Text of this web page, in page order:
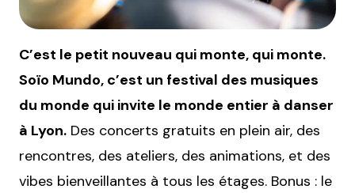
C’est le petit nouveau qui monte, qui monte.
Soïo Mundo, c’est un festival des musiques
du monde qui invite le monde entier à danser
à Lyon. Des concerts gratuits en plein air, des
rencontres, des ateliers, des animations, et des
vibes bienveillantes à tous les étages. Bonus : le